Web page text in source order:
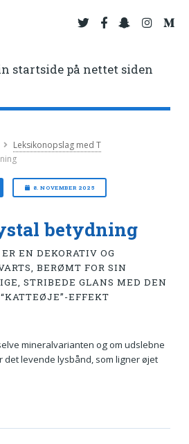
startside på nettet siden
Leksikonopslag med T
8. NOVEMBER 2025
betydning
EN DEKORATIV OG
BERØMT FOR SIN
STRIBEDE GLANS MED DEN
EFFEKT
mineralvarianten og om udslebne
det levende lysbånd, som ligner øjet